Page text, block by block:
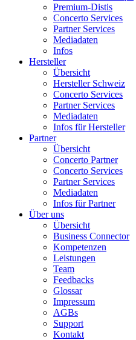
Premium-Distis
Concerto Services
Partner Services
Mediadaten
Infos
Hersteller
Übersicht
Hersteller Schweiz
Concerto Services
Partner Services
Mediadaten
Infos für Hersteller
Partner
Übersicht
Concerto Partner
Concerto Services
Partner Services
Mediadaten
Infos für Partner
Über uns
Übersicht
Business Connector
Kompetenzen
Leistungen
Team
Feedbacks
Glossar
Impressum
AGBs
Support
Kontakt